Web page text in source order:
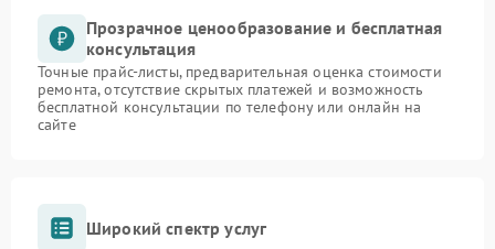
Прозрачное ценообразование и бесплатная
консультация
Точные прайс-листы, предварительная оценка стоимости
ремонта, отсутствие скрытых платежей и возможность
бесплатной консультации по телефону или онлайн на
сайте
Широкий спектр услуг